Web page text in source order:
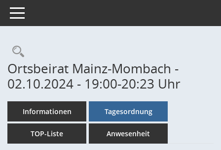
Toggle navigation
Rechercheauswahl
Ortsbeirat Mainz-Mombach -
02.10.2024 - 19:00-20:23 Uhr
Informationen Tagesordnung
TOP-Liste Anwesenheit